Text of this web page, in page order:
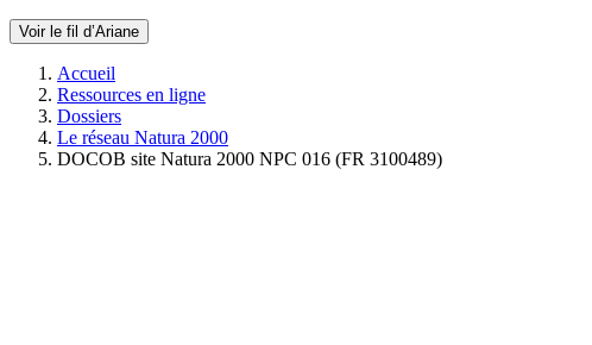
Voir le fil d’Ariane
Accueil
Ressources en ligne
Dossiers
Le réseau Natura 2000
DOCOB site Natura 2000 NPC 016 (FR 3100489)